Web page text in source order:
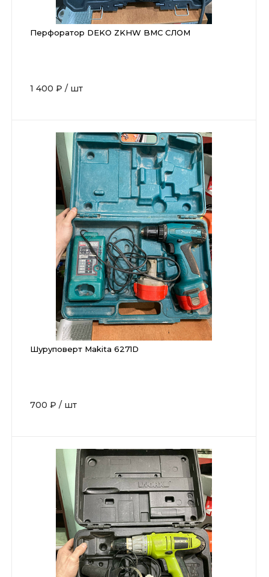
Перфоратор DEKO ZKHW BMC СЛОМ
1 400 ₽ / шт
Шуруповерт Makita 6271D
700 ₽ / шт